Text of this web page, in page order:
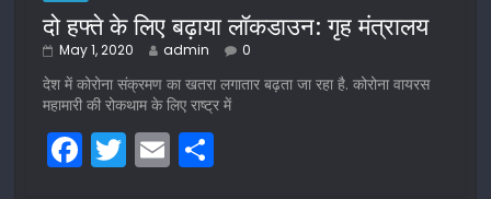
दो हफ्ते के लिए बढ़ाया लॉकडाउन: गृह मंत्रालय
May 1, 2020 admin 0
देश में कोरोना संक्रमण का खतरा लगातार बढ़ता जा रहा है. कोरोना वायरस
महामारी की रोकथाम के लिए राष्ट्र में
F
a
T
w
E
m